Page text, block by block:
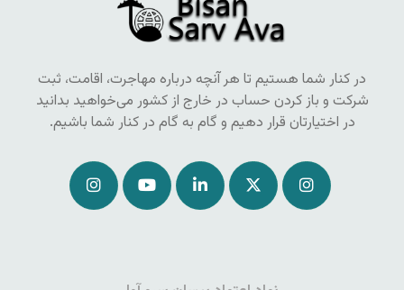
در کنار شما هستیم تا هر آنچه درباره مهاجرت، اقامت، ثبت
شرکت و باز کردن حساب در خارج از کشور می‌خواهید بدانید
در اختیارتان قرار دهیم و گام به گام در کنار شما باشیم.